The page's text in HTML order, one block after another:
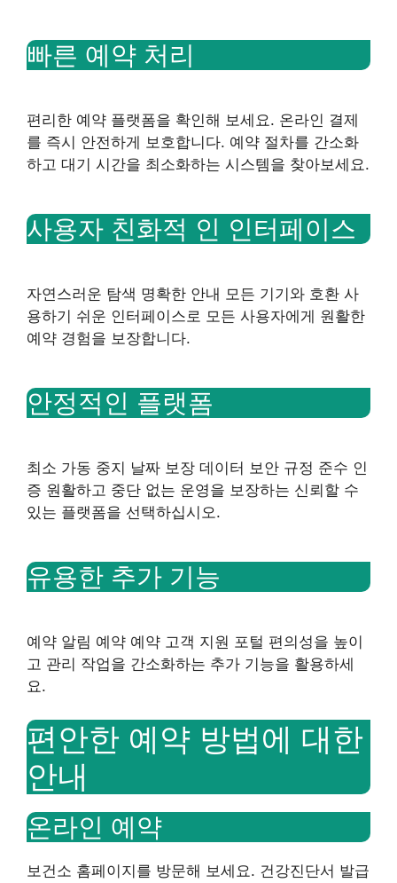
빠른 예약 처리
편리한 예약 플랫폼을 확인해 보세요. 온라인 결제
를 즉시 안전하게 보호합니다. 예약 절차를 간소화
하고 대기 시간을 최소화하는 시스템을 찾아보세요.
사용자 친화적 인 인터페이스
자연스러운 탐색 명확한 안내 모든 기기와 호환 사
용하기 쉬운 인터페이스로 모든 사용자에게 원활한
예약 경험을 보장합니다.
안정적인 플랫폼
최소 가동 중지 날짜 보장 데이터 보안 규정 준수 인
증 원활하고 중단 없는 운영을 보장하는 신뢰할 수
있는 플랫폼을 선택하십시오.
유용한 추가 기능
예약 알림 예약 예약 고객 지원 포털 편의성을 높이
고 관리 작업을 간소화하는 추가 기능을 활용하세
요.
편안한 예약 방법에 대한
안내
온라인 예약
보건소 홈페이지를 방문해 보세요. 건강진단서 발급